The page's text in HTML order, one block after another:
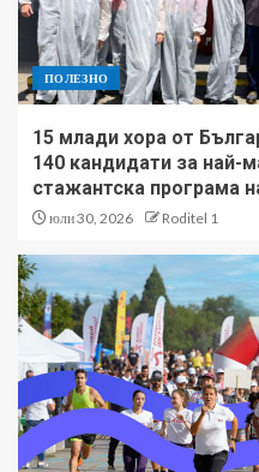
ПОЛЕЗНО
15 млади хора от
140 кандидати за най-
стажантска програма
юли 30, 2026 Roditel 1